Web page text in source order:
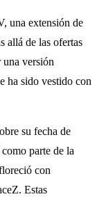
una extensión de
allá de las ofertas
una versión
ha sido vestido con
su fecha de
parte de la
con
Estas